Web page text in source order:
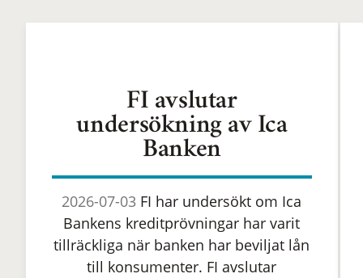
FI avslutar
undersökning av Ica
Banken
2026-07-03 FI har undersökt om Ica
Bankens kreditprövningar har varit
tillräckliga när banken har beviljat lån
till konsumenter. FI avslutar